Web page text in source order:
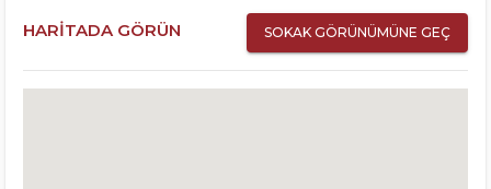
HARITADA GÖRÜN SOKAK GÖRÜNÜMÜNE GEÇ